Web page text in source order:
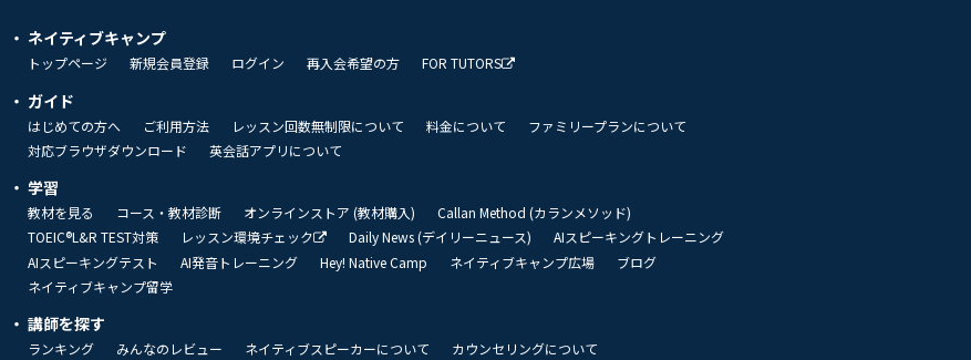
ネイティブキャンプ
トップページ 新規会員登録 ログイン 再入会希望の方 FOR TUTORS
ガイド
はじめての方へ ご利用方法 レッスン回数無制限について 料金について
ファミリープランについて
対応ブラウザダウンロード
英会話アプリについて
学習
教材を見る コース・教材診断 オンラインストア (教材購入)
Callan Method (カランメソッド)
TOEIC®L&R TEST対策
レッスン環境チェック Daily News (デイリーニュース)
AIスピーキングトレーニング
AIスピーキングテスト
AI発音トレーニング Hey! Native Camp ネイティブキャンプ広場
ブログ
ネイティブキャンプ留学
講師を探す
ランキング みんなのレビュー ネイティブスピーカーについて カウンセリングについて